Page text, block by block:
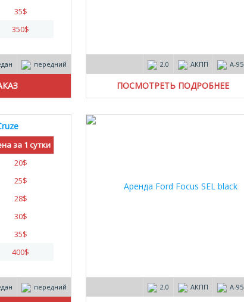
35$
350$
передний 2.0 АКПП А-95
ПОСМОТРЕТЬ ПОДРОБНЕЕ
за 1 сутки
20$
25$
28$
30$
35$
400$
передний 2.0 АКПП А-95